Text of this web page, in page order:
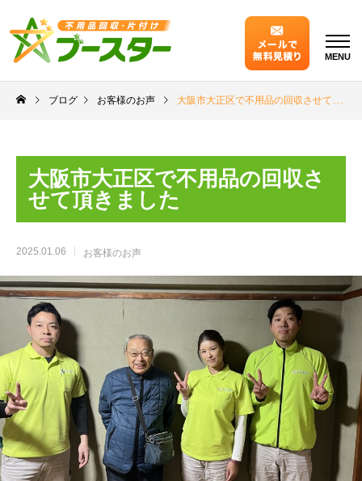
MENU
ブログ お客様のお声 大阪市大正区で不用品の回収させて頂きました
大阪市大正区で不用品の回収さ
せて頂きました
2025.01.06 お客様のお声